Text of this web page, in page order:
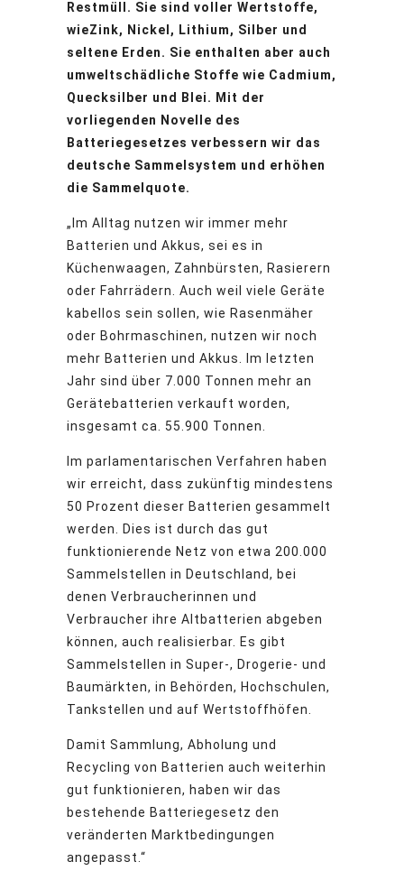
Restmüll. Sie sind voller Wertstoffe,
wieZink, Nickel, Lithium, Silber und
seltene Erden. Sie enthalten aber auch
umweltschädliche Stoffe wie Cadmium,
Quecksilber und Blei. Mit der
vorliegenden Novelle des
Batteriegesetzes verbessern wir das
deutsche Sammelsystem und erhöhen
die Sammelquote.
„Im Alltag nutzen wir immer mehr
Batterien und Akkus, sei es in
Küchenwaagen, Zahnbürsten, Rasierern
oder Fahrrädern. Auch weil viele Geräte
kabellos sein sollen, wie Rasenmäher
oder Bohrmaschinen, nutzen wir noch
mehr Batterien und Akkus. Im letzten
Jahr sind über 7.000 Tonnen mehr an
Gerätebatterien verkauft worden,
insgesamt ca. 55.900 Tonnen.
Im parlamentarischen Verfahren haben
wir erreicht, dass zukünftig mindestens
50 Prozent dieser Batterien gesammelt
werden. Dies ist durch das gut
funktionierende Netz von etwa 200.000
Sammelstellen in Deutschland, bei
denen Verbraucherinnen und
Verbraucher ihre Altbatterien abgeben
können, auch realisierbar. Es gibt
Sammelstellen in Super-, Drogerie- und
Baumärkten, in Behörden, Hochschulen,
Tankstellen und auf Wertstoffhöfen.
Damit Sammlung, Abholung und
Recycling von Batterien auch weiterhin
gut funktionieren, haben wir das
bestehende Batteriegesetz den
veränderten Marktbedingungen
angepasst.“